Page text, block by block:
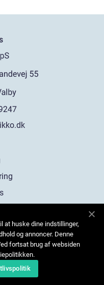
at huske dine indstillinger,
og annoncer. Denne
fortsat brug af websiden